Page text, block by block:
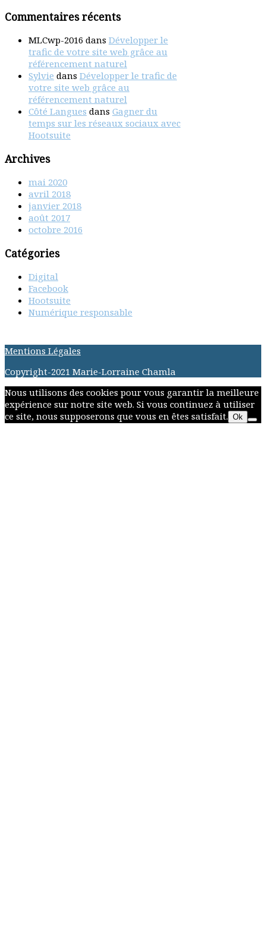
Commentaires récents
MLCwp-2016 dans Développer le
trafic de votre site web grâce au
référencement naturel
Sylvie dans Développer le trafic de
votre site web grâce au
référencement naturel
Côté Langues dans Gagner du
temps sur les réseaux sociaux avec
Hootsuite
Archives
mai 2020
avril 2018
janvier 2018
août 2017
octobre 2016
Catégories
Digital
Facebook
Hootsuite
Numérique responsable
Mentions Légales
Copyright-2021 Marie-Lorraine Chamla
Nous utilisons des cookies pour vous garantir la meilleure
expérience sur notre site web. Si vous continuez à utiliser
ce site, nous supposerons que vous en êtes satisfait. Ok